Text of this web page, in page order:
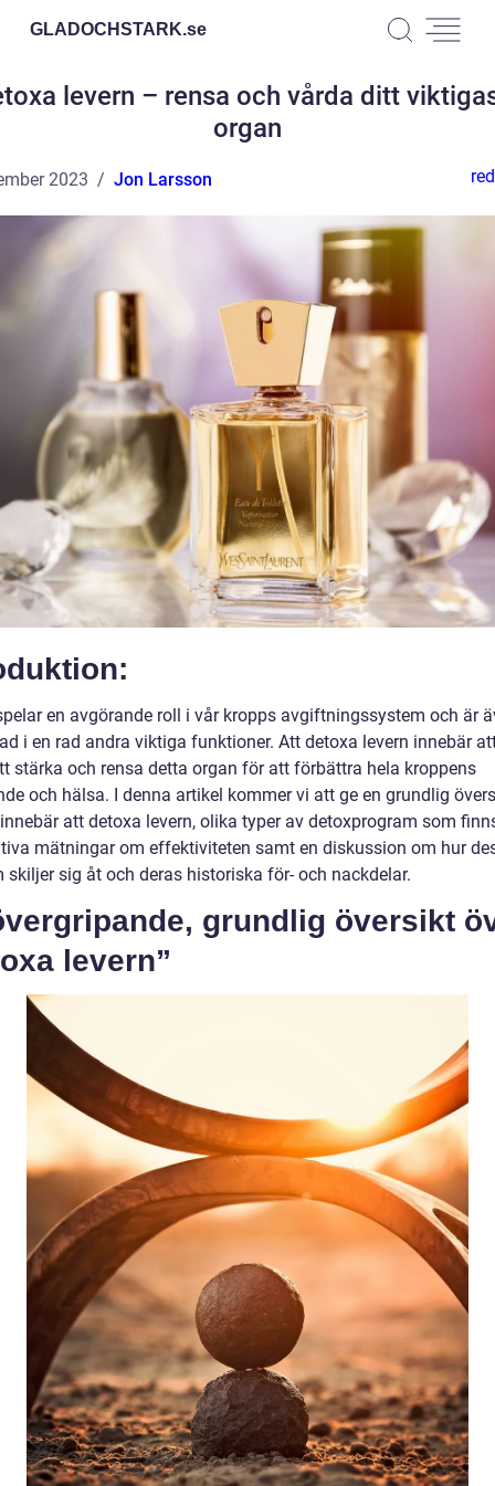
GLADOCHSTARK.se
levern – rensa och vårda ditt
organ
2023 Jon Larsson
en avgörande roll i vår kropps avgiftningssystem och är
i en rad andra viktiga funktioner. Att detoxa levern innebär
stärka och rensa detta organ för att förbättra hela kroppens
och hälsa. I denna artikel kommer vi att ge en grundlig
att detoxa levern, olika typer av detoxprogram som
mätningar om effektiviteten samt en diskussion om hur
skiljer sig åt och deras historiska för- och nackdelar.
grundlig översikt
levern”